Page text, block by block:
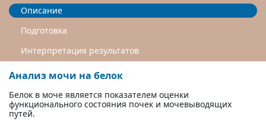
Описание
Подготовка
Интерпретация результатов
Анализ мочи на белок
Белок в моче является показателем оценки
функционального состояния почек и мочевыводящих
путей.